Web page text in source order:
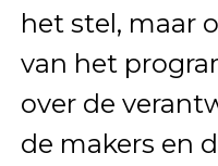
het stel, maar
van het
over de
de makers en